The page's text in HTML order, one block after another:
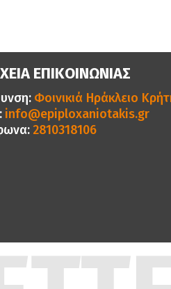
ΕΠΙΚΟΙΝΩΝΙΑΣ
Φοινικιά Ηράκλειο
info@epiploxaniotakis.gr
2810318106